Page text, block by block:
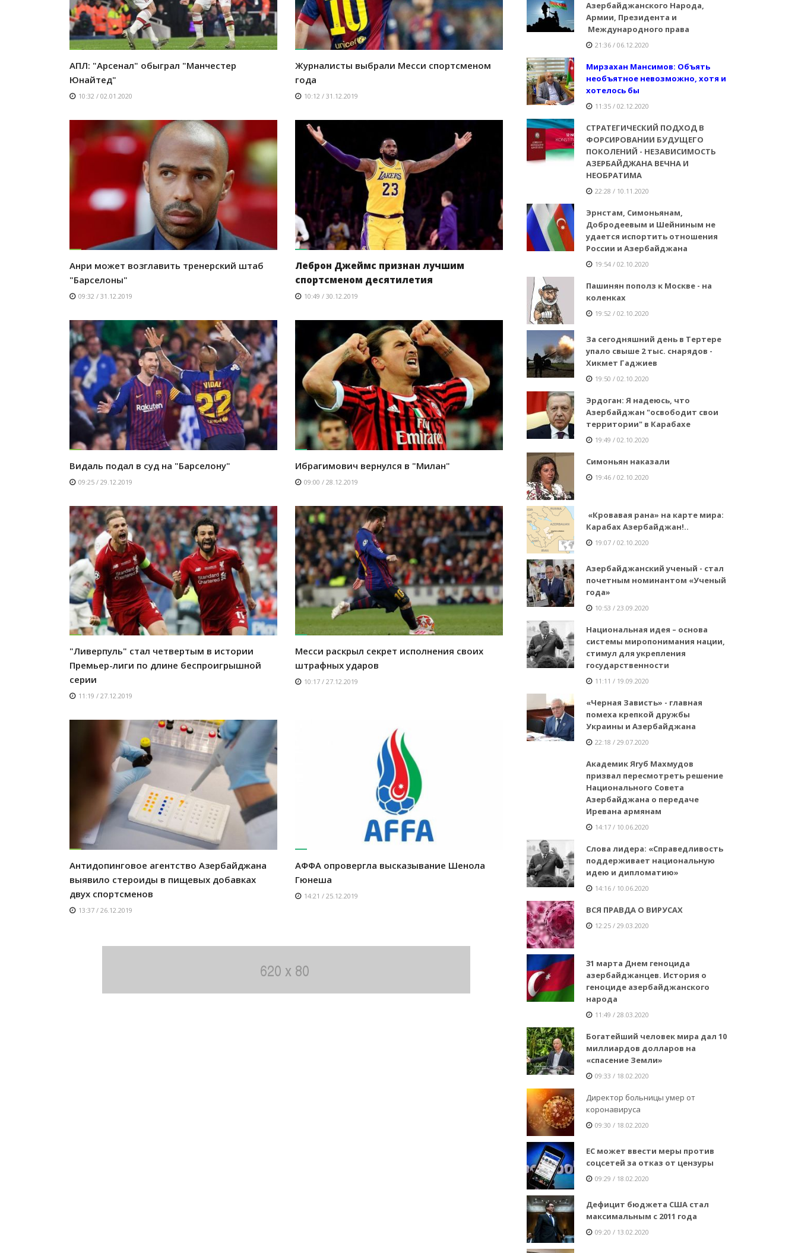
АПЛ: "Арсенал" обыграл "Манчестер
Юнайтед"
10:32 / 02.01.2020
Журналисты выбрали Месси спортсменом
года
10:12 / 31.12.2019
Анри может возглавить тренерский штаб
"Барселоны"
09:32 / 31.12.2019
Леброн Джеймс признан лучшим
спортсменом десятилетия
10:49 / 30.12.2019
Видаль подал в суд на "Барселону"
09:25 / 29.12.2019
Ибрагимович вернулся в "Милан"
09:00 / 28.12.2019
"Ливерпуль" стал четвертым в истории
Премьер-лиги по длине беспроигрышной
серии
11:19 / 27.12.2019
Месси раскрыл секрет исполнения своих
штрафных ударов
10:17 / 27.12.2019
Антидопинговое агентство Азербайджана
выявило стероиды в пищевых добавках
двух спортсменов
13:37 / 26.12.2019
АФФА опровергла высказывание Шенола
Гюнеша
14:21 / 25.12.2019
Азербайджанского Народа,
Армии, Президента и
Международного права
21:36 / 06.12.2020
Мирзахан Мансимов: Объять
необъятное невозможно, хотя и
хотелось бы
11:35 / 02.12.2020
СТРАТЕГИЧЕСКИЙ ПОДХОД В
ФОРСИРОВАНИИ БУДУЩЕГО
ПОКОЛЕНИЙ - НЕЗАВИСИМОСТЬ
АЗЕРБАЙДЖАНА ВЕЧНА И
НЕОБРАТИМА
22:28 / 10.11.2020
Эрнстам, Симоньянам,
Добродеевым и Шейниным не
удается испортить отношения
России и Азербайджана
19:54 / 02.10.2020
Пашинян пополз к Москве - на
коленках
19:52 / 02.10.2020
За сегодняшний день в Тертере
упало свыше 2 тыс. снарядов -
Хикмет Гаджиев
19:50 / 02.10.2020
Эрдоган: Я надеюсь, что
Азербайджан "освободит свои
территории" в Карабахе
19:49 / 02.10.2020
Симоньян наказали
19:46 / 02.10.2020
«Кровавая рана» на карте мира:
Карабах Азербайджан!..
19:07 / 02.10.2020
Азербайджанский ученый - стал
почетным номинантом «Ученый
года»
10:53 / 23.09.2020
Национальная идея – основа
системы миропонимания нации,
стимул для укрепления
государственности
11:11 / 19.09.2020
«Черная Зависть» - главная
помеха крепкой дружбы
Украины и Азербайджана
22:18 / 29.07.2020
Академик Ягуб Махмудов
призвал пересмотреть решение
Национального Совета
Азербайджана о передаче
Иревана армянам
14:17 / 10.06.2020
Слова лидера: «Справедливость
поддерживает национальную
идею и дипломатию»
14:16 / 10.06.2020
ВСЯ ПРАВДА О ВИРУСАХ
12:25 / 29.03.2020
31 марта Днем геноцида
азербайджанцев. История о
геноциде азербайджанского
народа
11:49 / 28.03.2020
Богатейший человек мира дал 10
миллиардов долларов на
«спасение Земли»
09:33 / 18.02.2020
Директор больницы умер от
коронавируса
09:30 / 18.02.2020
ЕС может ввести меры против
соцсетей за отказ от цензуры
09:29 / 18.02.2020
Дефицит бюджета США стал
максимальным с 2011 года
09:20 / 13.02.2020